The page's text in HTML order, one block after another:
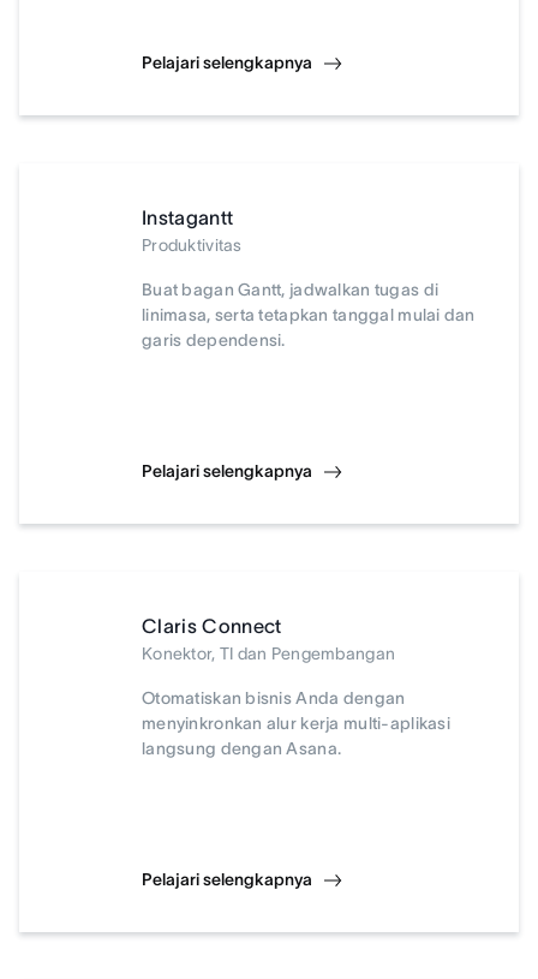
Pelajari selengkapnya
Instagantt
Produktivitas
Buat bagan Gantt, jadwalkan tugas di
linimasa, serta tetapkan tanggal mulai dan
garis dependensi.
Pelajari selengkapnya
Claris Connect
Konektor, TI dan Pengembangan
Otomatiskan bisnis Anda dengan
menyinkronkan alur kerja multi-aplikasi
langsung dengan Asana.
Pelajari selengkapnya